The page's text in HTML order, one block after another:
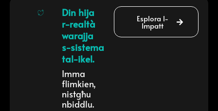
Din hija
r-realtà
warajja
s-sistema
tal-ikel.
Imma
flimkien,
nistgħu
nbiddlu.
Esplora l-
Impatt